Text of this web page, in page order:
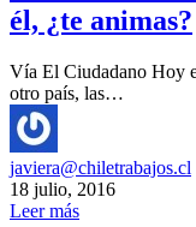
él, ¿te animas?
Vía El Ciudadano Hoy
otro país, las…
javiera@chiletrabajos.cl
18 julio, 2016
Leer más